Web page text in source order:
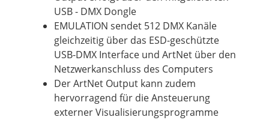
USB - DMX Dongle
EMULATION sendet 512 DMX Kanäle
gleichzeitig über das ESD-geschützte
USB-DMX Interface und ArtNet über den
Netzwerkanschluss des Computers
Der ArtNet Output kann zudem
hervorragend für die Ansteuerung
externer Visualisierungsprogramme